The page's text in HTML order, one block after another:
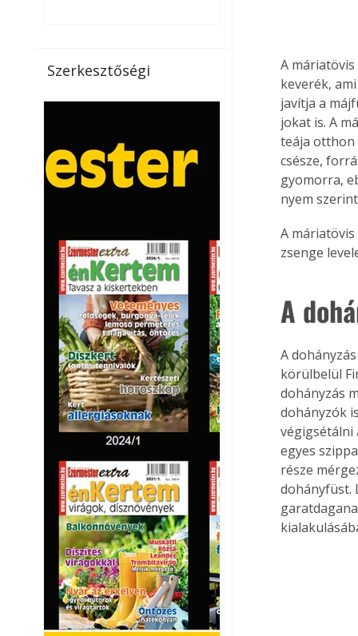
jelentőséget kapott, ahogy a
nyári hőhullámok gyakoribbá és
a megoldást a meleg ellen, ma
már egyre többen keresnek
olyan kültéri hűtési
vendégl
Szerkesztőségi
A
keverék,
javítja a
jokat is. A
teája otthon
csésze,
gyomorra,
nyem
A
zsenge
A
A
körülbelül
dohányzás
dohányzók
végigsétálni
egyes
része
dohány­füst.